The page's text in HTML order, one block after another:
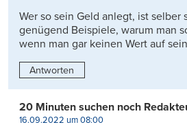
Wer so sein Geld anlegt, ist selber
genügend Beispiele, warum man
wenn man gar keinen Wert auf
Antworten
20 Minuten suchen noch
16.09.2022 um 08:00